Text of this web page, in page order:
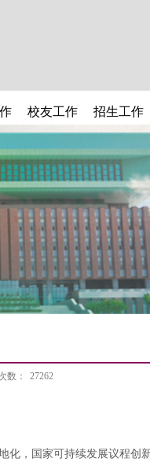
校友工作 招生工作
数： 27262
化，国家可持续发展议程创